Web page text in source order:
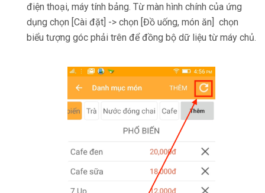
điện thoại, máy tính bảng. Từ màn hình chính của ứng
dụng chọn [Cài đặt] -> chọn [Đồ uống, món ăn] chọn
biểu tượng góc phải trên để đồng bộ dữ liệu từ máy chủ.